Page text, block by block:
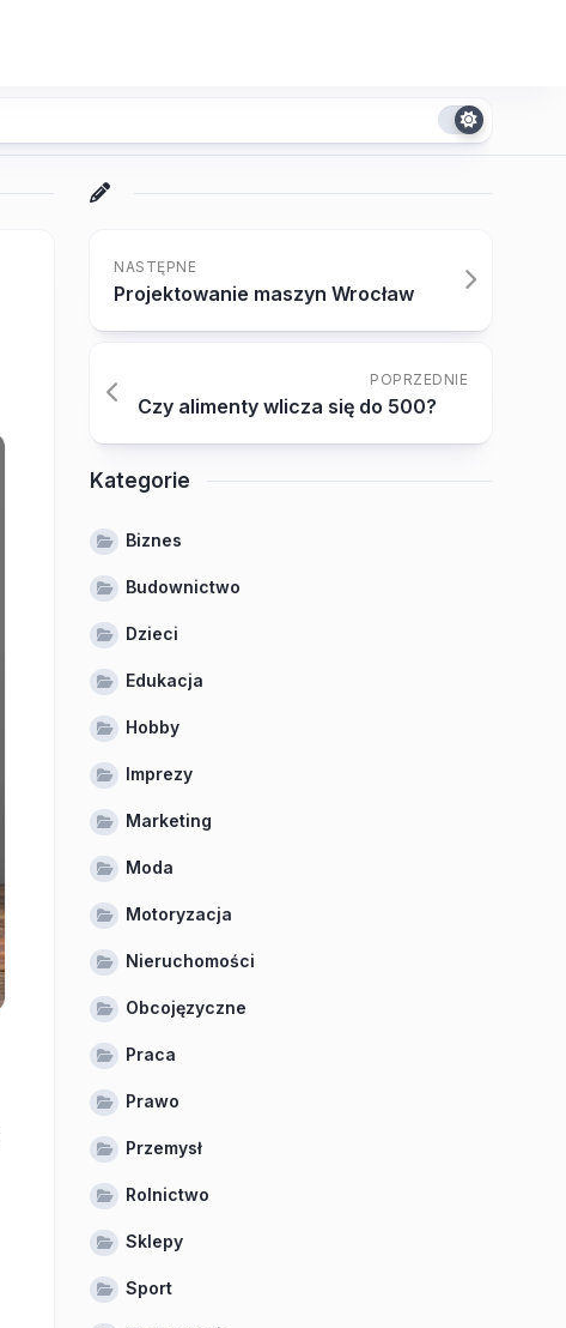
NASTĘPNE
Projektowanie maszyn Wrocław
POPRZEDNIE
Czy alimenty wlicza się do 500?
Kategorie
Biznes
Budownictwo
Dzieci
Edukacja
Hobby
Imprezy
Marketing
Moda
Motoryzacja
Nieruchomości
Obcojęzyczne
Praca
Prawo
Przemysł
Rolnictwo
Sklepy
Sport